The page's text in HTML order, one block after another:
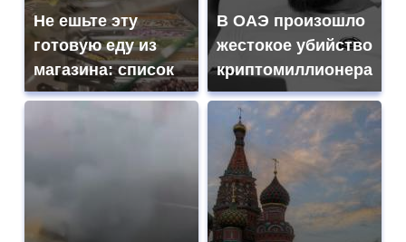
Не ешьте эту
готовую еду из
магазина: список
В ОАЭ произошло
жестокое убийство
криптомиллионера